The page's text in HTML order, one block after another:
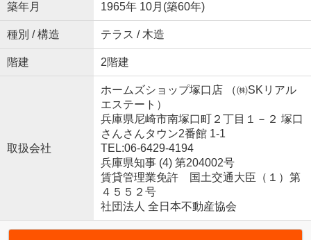
築年月 1965年 10月(築60年)
種別 / 構造 テラス / 木造
階建 2階建
取扱会社
ホームズショップ塚口店 （㈱SKリアル
エステート）
兵庫県尼崎市南塚口町２丁目１－２ 塚口
さんさんタウン2番館 1-1
TEL:06-6429-4194
兵庫県知事 (4) 第204002号
賃貸管理業免許 国土交通大臣（１）第
４５５２号
社団法人 全日本不動産協会